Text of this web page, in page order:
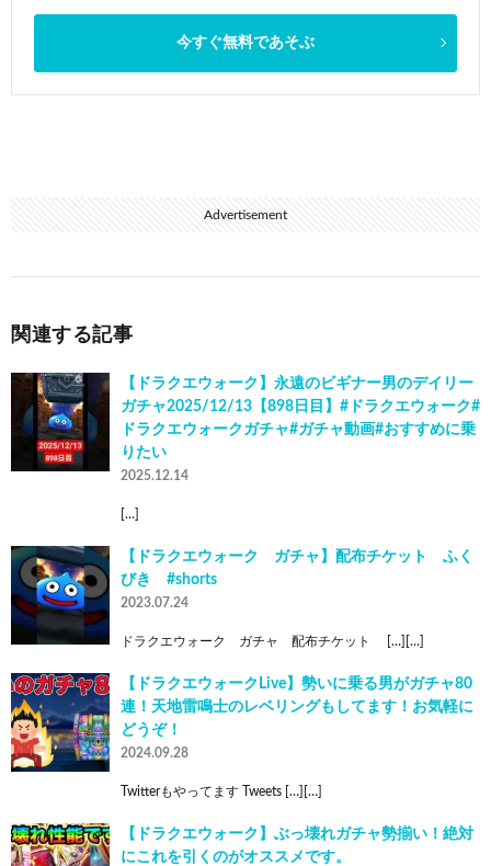
今すぐ無料であそぶ
Advertisement
関連する記事
【ドラクエウォーク】永遠のビギナー男のデイリー
ガチャ2025/12/13【898日目】#ドラクエウォーク#
ドラクエウォークガチャ#ガチャ動画#おすすめに乗
りたい
2025.12.14
[…]
【ドラクエウォーク ガチャ】配布チケット ふく
びき #shorts
2023.07.24
ドラクエウォーク ガチャ 配布チケット […][…]
【ドラクエウォークLive】勢いに乗る男がガチャ80
連！天地雷鳴士のレベリングもしてます！お気軽に
どうぞ！
2024.09.28
Twitterもやってます Tweets […][…]
【ドラクエウォーク】ぶっ壊れガチャ勢揃い！絶対
にこれを引くのがオススメです。